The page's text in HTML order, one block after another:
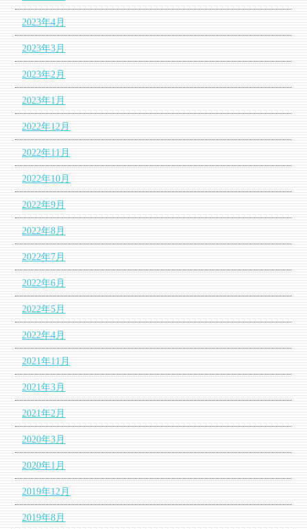
2023年4月
2023年3月
2023年2月
2023年1月
2022年12月
2022年11月
2022年10月
2022年9月
2022年8月
2022年7月
2022年6月
2022年5月
2022年4月
2021年11月
2021年3月
2021年2月
2020年3月
2020年1月
2019年12月
2019年8月